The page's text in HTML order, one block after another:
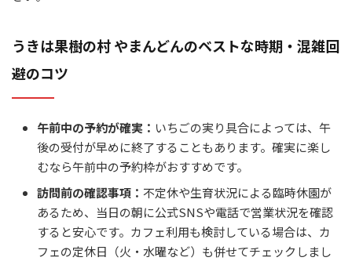
うきは果樹の村 やまんどんのベストな時期・混雑回
避のコツ
午前中の予約が確実： いちごの実り具合によっては、午
後の受付が早めに終了することもあります。確実に楽し
むなら午前中の予約枠がおすすめです。
訪問前の確認事項： 不定休や生育状況による臨時休園が
あるため、当日の朝に公式SNSや電話で営業状況を確認
すると安心です。カフェ利用も検討している場合は、カ
フェの定休日（火・水曜など）も併せてチェックしまし